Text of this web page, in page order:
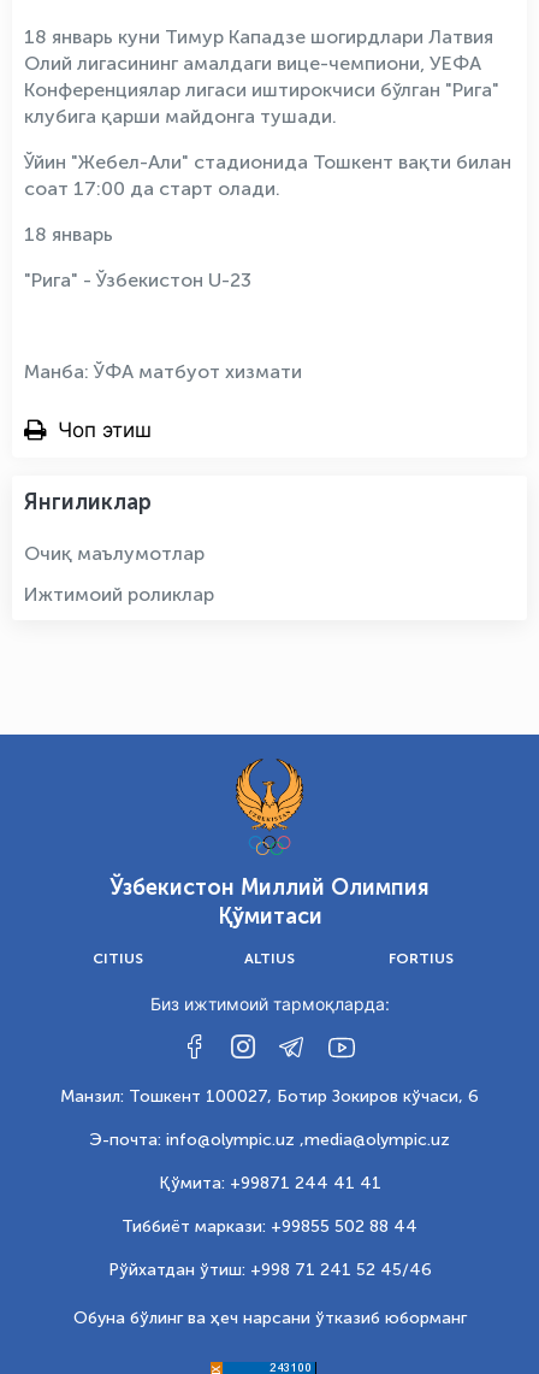
18 январь куни Тимур Кападзе шогирдлари Латвия
Олий лигасининг амалдаги вице-чемпиони, УЕФА
Конференциялар лигаси иштирокчиси бўлган "Рига"
клубига қарши майдонга тушади.
Ўйин "Жебел-Али" стадионида Тошкент вақти билан
соат 17:00 да старт олади.
18 январь
"Рига" - Ўзбекистон U-23
Манба: ЎФА матбуот хизмати
Чоп этиш
Янгиликлар
Очиқ маълумотлар
Ижтимоий роликлар
Ўзбекистон Миллий Олимпия
Қўмитаси
CITIUS ALTIUS FORTIUS
Биз ижтимоий тармоқларда:
Манзил: Тошкент 100027, Ботир Зокиров кўчаси, 6
Э-почта: info@olympic.uz ,media@olympic.uz
Қўмита: +99871 244 41 41
Тиббиёт маркази: +99855 502 88 44
Рўйхатдан ўтиш: +998 71 241 52 45/46
Обуна бўлинг ва ҳеч нарсани ўтказиб юборманг